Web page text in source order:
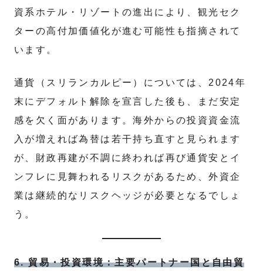
資系ホテル・リゾートの進出により、観光セク
ターの高付加価値化が進む可能性も指摘されて
います。
通貨（スリランカルピー）については、2024年
末にデフォルト解除を宣言した後も、まだ安定
感を欠く面があります。海外からの投資資金流
入が増えれば為替は若干持ち直すと見られます
が、財政再建が不調に終われば再び通貨安とイ
ンフレに見舞われるリスクがあるため、外資企
業は継続的なリスクヘッジが必要となるでしょ
う。
6. 貿易・投資環境：主要パートナー国と自由貿